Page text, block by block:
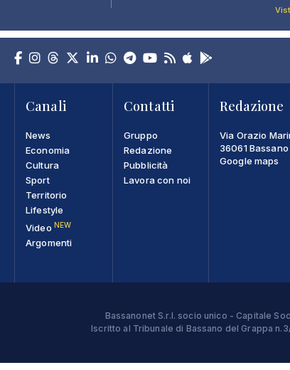
Canali
News
Economia
Cultura
Sport
Territorio
Lifestyle
Video NEW
Argomenti
Contatti
Gruppo
Redazione
Pubblicità
Lavora con noi
Redazione
Via Orazio
36061
Google maps
Bassanonet S.r.l. socio unico - Capitale
Iscritto al Tribunale di Bassano del Grappa